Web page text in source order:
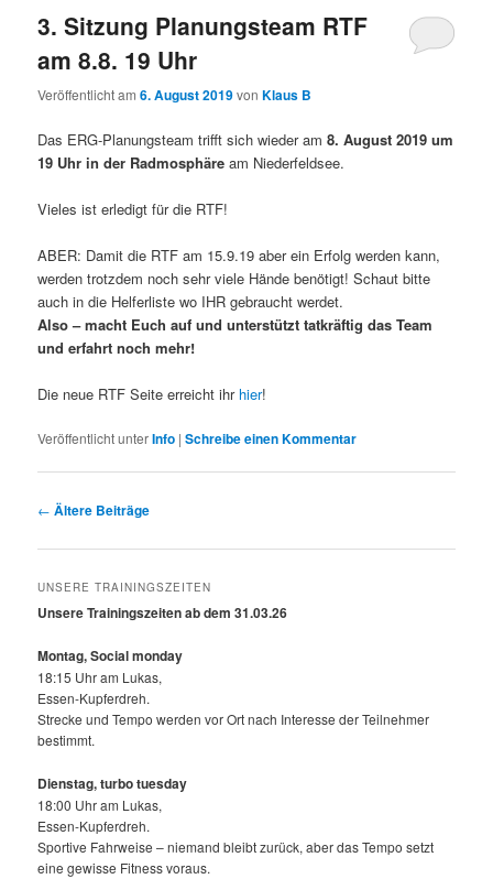
3. Sitzung Planungsteam RTF
am 8.8. 19 Uhr
Veröffentlicht am6. August 2019vonKlaus B
Das ERG-Planungsteam trifft sich wieder am8. August 2019 um
19 Uhr in der Radmosphäre am Niederfeldsee.
Vieles ist erledigt für die RTF!
ABER: Damit die RTF am 15.9.19 aber ein Erfolg werden kann,
werden trotzdem noch sehr viele Hände benötigt! Schaut bitte
auch in die Helferliste wo IHR gebraucht werdet.
Also – macht Euch auf und unterstützt tatkräftig das Team
und erfahrt noch mehr!
Die neue RTF Seite erreicht ihr hier!
Veröffentlicht unterInfo |Schreibe einen Kommentar
Beitragsnavigation
← Ältere Beiträge
UNSERE TRAININGSZEITEN
Unsere Trainingszeiten ab dem 31.03.26
Montag, Social monday
18:15 Uhr am Lukas,
Essen-Kupferdreh.
Strecke und Tempo werden vor Ort nach Interesse der Teilnehmer
bestimmt.
Dienstag, turbo tuesday
18:00 Uhr am Lukas,
Essen-Kupferdreh.
Sportive Fahrweise – niemand bleibt zurück, aber das Tempo setzt
eine gewisse Fitness voraus.